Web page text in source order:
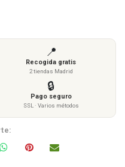
📍
Recogida gratis
2 tiendas Madrid
🔒
Pago seguro
SSL · Varios métodos